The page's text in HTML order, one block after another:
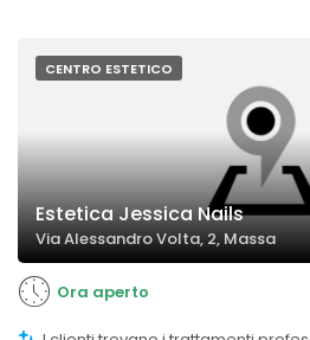
CENTRO ESTETICO
Estetica Jessica Nails
Via Alessandro Volta, 2, Massa
Ora aperto